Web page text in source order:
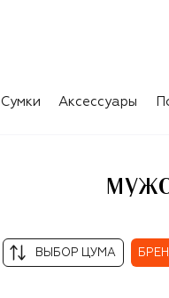
Сумки Аксессуары
ВЫБОР ЦУМА